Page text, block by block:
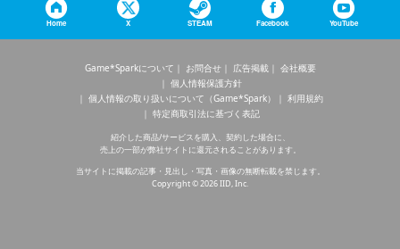
Home X STEAM Facebook YouTube
Game*Sparkについて お問合せ 広告掲載
会社概要
個人情報保護方針
個人情報の取り扱いについて（Game*Spark）
利用規約
特定商取引法に基づく表記
紹介した商品/サービスを購入、契約した場合に、
売上の一部が弊社サイトに還元されることがあります。
当サイトに掲載の記事・見出し・写真・画像の無断転載を禁じます。
Copyright © 2026 IID, Inc.